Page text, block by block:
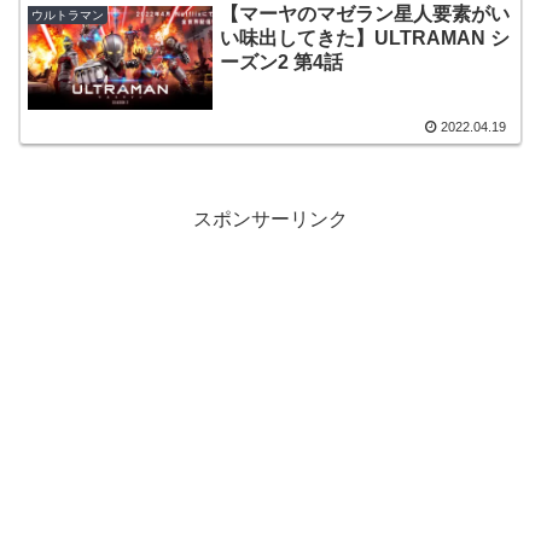
ウルトラマン
【マーヤのマゼラン星人要素がい
い味出してきた】ULTRAMAN シ
ーズン2 第4話
2022.04.19
スポンサーリンク